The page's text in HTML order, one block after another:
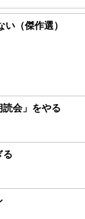
い（傑作選）
会」をやる
る